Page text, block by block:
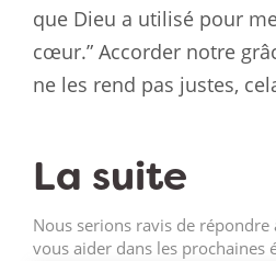
que Dieu a utilisé pour
cœur.” Accorder notre
ne les rend pas justes,
La suite
Nous serions ravis de
vous aider dans les prochaines